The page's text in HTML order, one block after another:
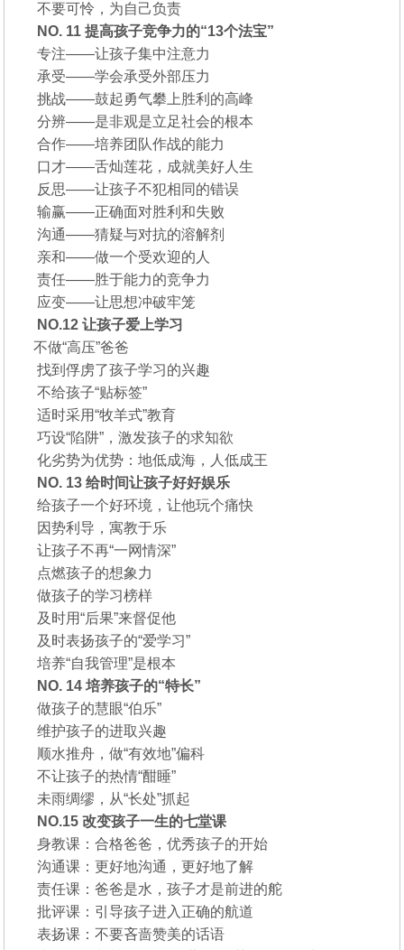
不要可怜，为自己负责
NO. 11 提高孩子竞争力的“13个法宝”
专注——让孩子集中注意力
承受——学会承受外部压力
挑战——鼓起勇气攀上胜利的高峰
分辨——是非观是立足社会的根本
合作——培养团队作战的能力
口才——舌灿莲花，成就美好人生
反思——让孩子不犯相同的错误
输赢——正确面对胜利和失败
沟通——猜疑与对抗的溶解剂
亲和——做一个受欢迎的人
责任——胜于能力的竞争力
应变——让思想冲破牢笼
NO.12 让孩子爱上学习
不做“高压”爸爸
找到俘虏了孩子学习的兴趣
不给孩子“贴标签”
适时采用“牧羊式”教育
巧设“陷阱”，激发孩子的求知欲
化劣势为优势：地低成海，人低成王
NO. 13 给时间让孩子好好娱乐
给孩子一个好环境，让他玩个痛快
因势利导，寓教于乐
让孩子不再“一网情深”
点燃孩子的想象力
做孩子的学习榜样
及时用“后果”来督促他
及时表扬孩子的“爱学习”
培养“自我管理”是根本
NO. 14 培养孩子的“特长”
做孩子的慧眼“伯乐”
维护孩子的进取兴趣
顺水推舟，做“有效地”偏科
不让孩子的热情“酣睡”
未雨绸缪，从“长处”抓起
NO.15 改变孩子一生的七堂课
身教课：合格爸爸，优秀孩子的开始
沟通课：更好地沟通，更好地了解
责任课：爸爸是水，孩子才是前进的舵
批评课：引导孩子进入正确的航道
表扬课：不要吝啬赞美的话语